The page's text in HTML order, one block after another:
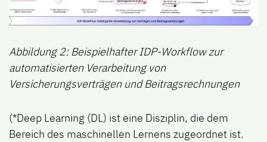
Abbildung 2: Beispielhafter IDP-Workflow zur
automatisierten Verarbeitung von
Versicherungsverträgen und Beitragsrechnungen
(*Deep Learning (DL) ist eine Disziplin, die dem
Bereich des maschinellen Lernens zugeordnet ist.